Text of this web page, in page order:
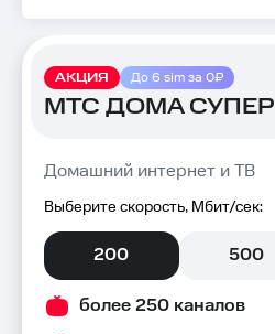
АКЦИЯ До 6 sim за 0₽
МТС ДОМА СУПЕР
Домашний интернет и ТВ
Выберите скорость, Мбит/сек:
200 500
более 250 каналов